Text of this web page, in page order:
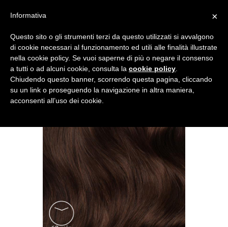
×
Informativa
Questo sito o gli strumenti terzi da questo utilizzati si avvalgono
di cookie necessari al funzionamento ed utili alle finalità illustrate
nella cookie policy. Se vuoi saperne di più o negare il consenso
a tutti o ad alcuni cookie, consulta la cookie policy
Chiudendo questo banner, scorrendo questa pagina, cliccando
su un link o proseguendo la navigazione in altra maniera,
acconsenti all’uso dei cookie.